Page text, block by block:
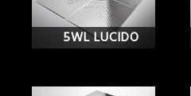
5WL LUCIDO